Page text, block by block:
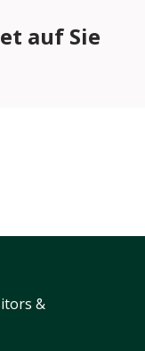
auf Sie
&